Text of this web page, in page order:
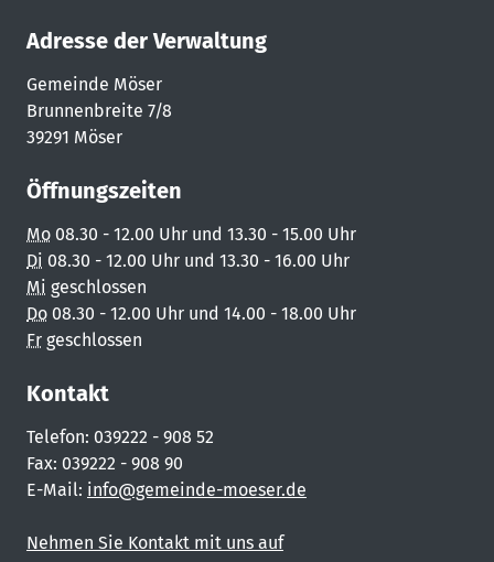
Adresse der Verwaltung
Gemeinde Möser
Brunnenbreite 7/8
39291 Möser
Öffnungszeiten
Mo 08.30 - 12.00 Uhr und 13.30 - 15.00 Uhr
Di 08.30 - 12.00 Uhr und 13.30 - 16.00 Uhr
Mi geschlossen
Do 08.30 - 12.00 Uhr und 14.00 - 18.00 Uhr
Fr geschlossen
Kontakt
Telefon: 039222 - 908 52
Fax: 039222 - 908 90
E-Mail: info@gemeinde-moeser.de
Nehmen Sie Kontakt mit uns auf